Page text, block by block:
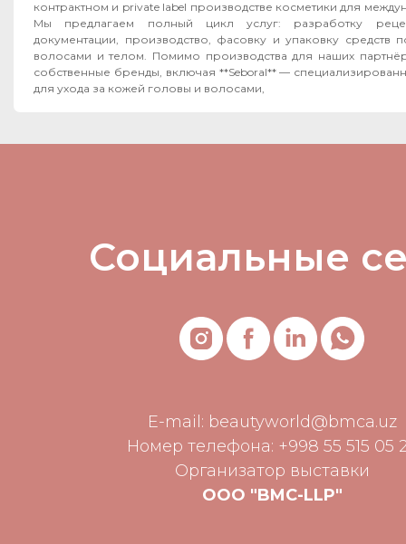
контрактном и private label производстве косметики для
Мы предлагаем полный цикл услуг: разработку
документации, производство, фасовку и упаковку средств
волосами и телом. Помимо производства для наших партнёров, мы развиваем
собственные бренды, включая **Seboral** —
для ухода за кожей головы и волосами,
Социальные
E-mail: beautyworld@bmca.uz
Номер телефона: +998 55 515 05
Организатор выставки
ООО "BMC-LLP"